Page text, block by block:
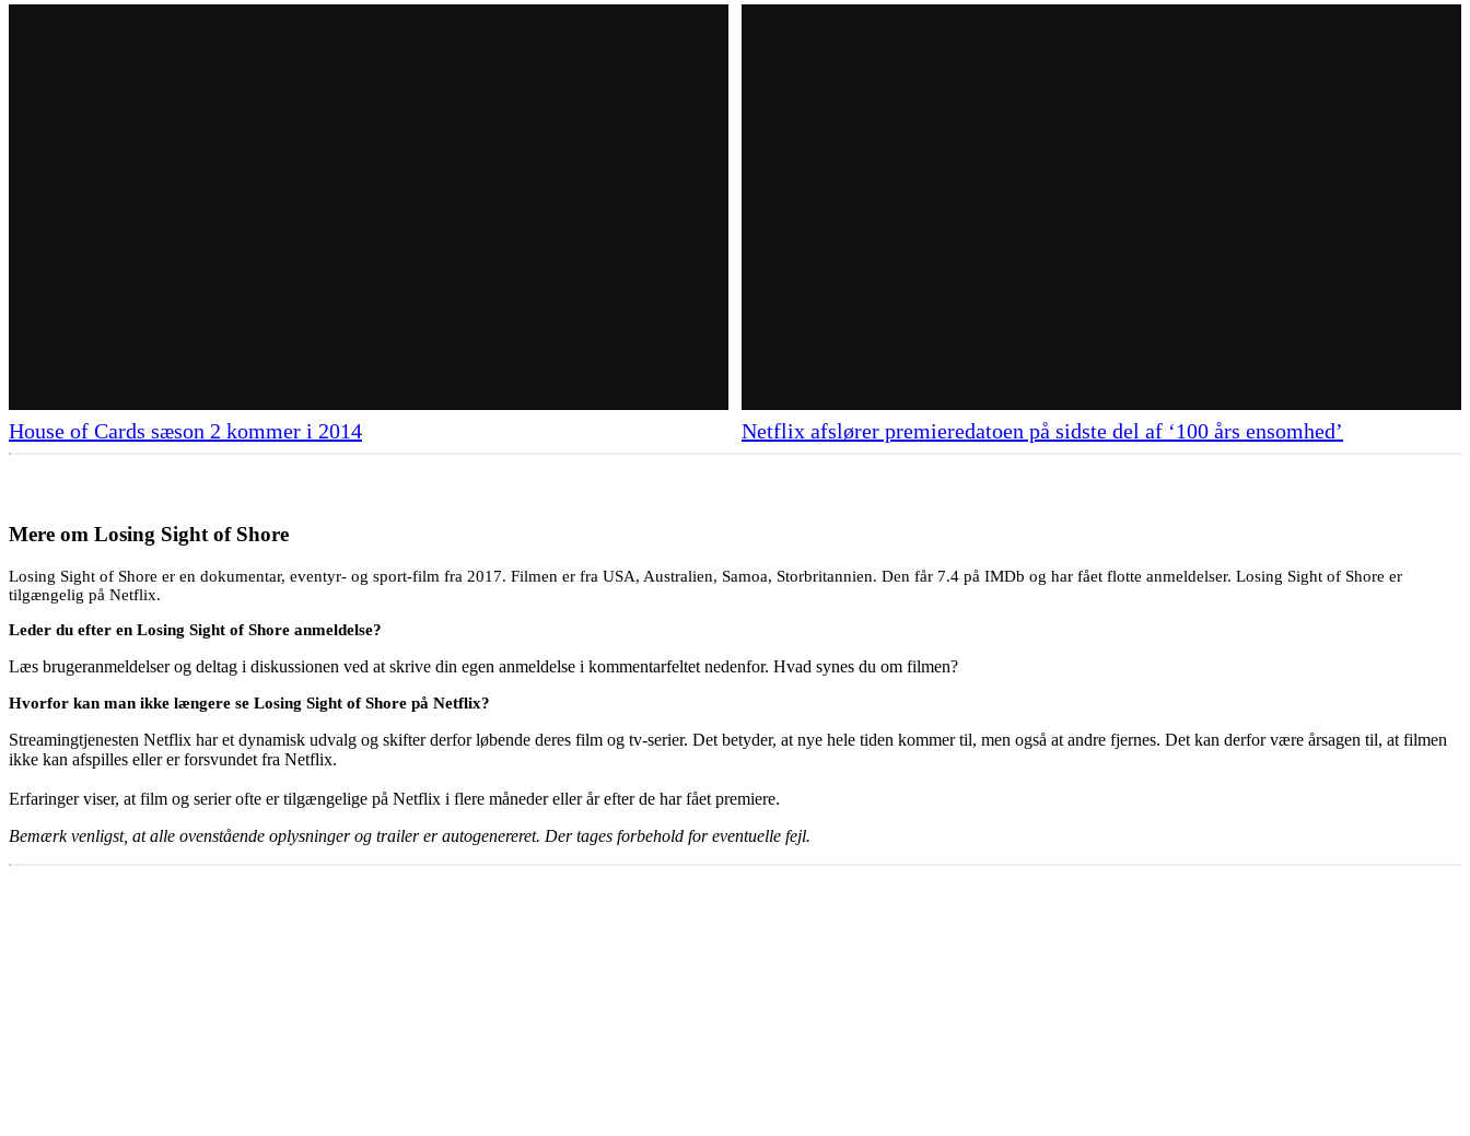
House of Cards sæson 2 kommer i 2014 Netflix afslører premieredatoen på sidste del af ‘100 års ensomhed’
Mere om Losing Sight of Shore
Losing Sight of Shore er en dokumentar, eventyr- og sport-film fra 2017. Filmen er fra USA, Australien, Samoa, Storbritannien. Den får 7.4 på IMDb og har fået flotte anmeldelser. Losing Sight of Shore er
tilgængelig på Netflix.
Leder du efter en Losing Sight of Shore anmeldelse?
Læs brugeranmeldelser og deltag i diskussionen ved at skrive din egen anmeldelse i kommentarfeltet nedenfor. Hvad synes du om filmen?
Hvorfor kan man ikke længere se Losing Sight of Shore på Netflix?
Streamingtjenesten Netflix har et dynamisk udvalg og skifter derfor løbende deres film og tv-serier. Det betyder, at nye hele tiden kommer til, men også at andre fjernes. Det kan derfor være årsagen til, at filmen
ikke kan afspilles eller er forsvundet fra Netflix.
Erfaringer viser, at film og serier ofte er tilgængelige på Netflix i flere måneder eller år efter de har fået premiere.
Bemærk venligst, at alle ovenstående oplysninger og trailer er autogenereret. Der tages forbehold for eventuelle fejl.